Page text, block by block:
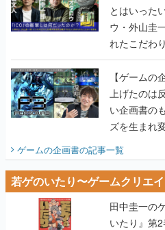
画書】
【ゲームの
上げたのは
い企画書の
ズを生まれ
ビュー】
ゲームの企画書の記事一覧
若ゲのいたり〜ゲームクリエ
田中圭一の
いたり』第
智さん、『
重なエピソ